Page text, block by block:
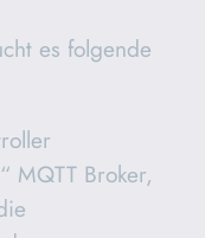
es folgende
MQTT Broker,